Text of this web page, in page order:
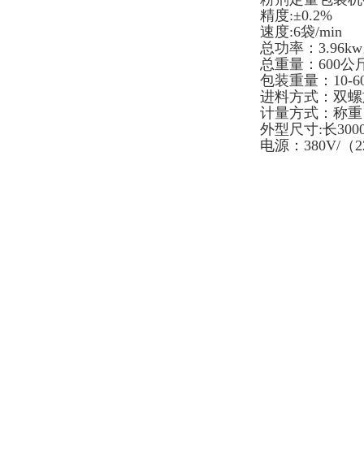
精度:±0.2%
速度:6袋/min
总功率：
总重量：600公
包装重量：10-
进料方式：双
计量方式：称
外型尺寸:长
电源：380V/（